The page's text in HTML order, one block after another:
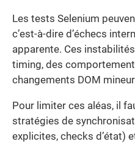
Les tests Selenium
c’est-à-dire d’échecs
apparente. Ces
timing, des
changements DOM
Pour limiter ces aléas, il
stratégies de
explicites, checks d’état)